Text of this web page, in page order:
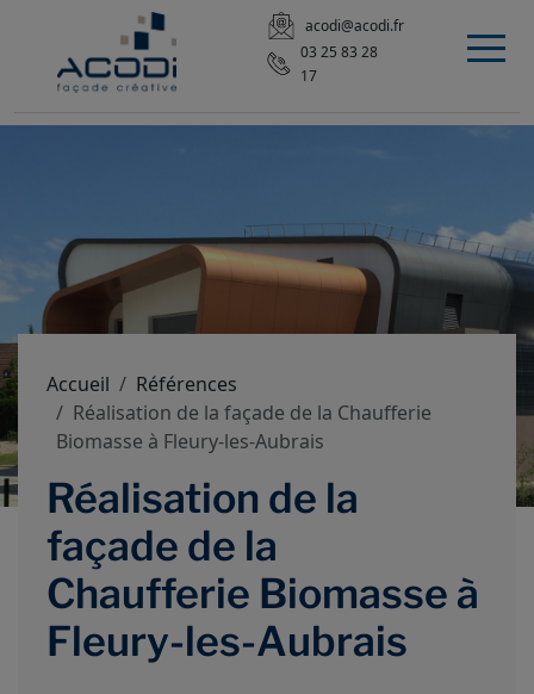
acodi@acodi.fr
03 25 83 28
17
Accueil
Références
Réalisation de la façade de la Chaufferie
Biomasse à Fleury-les-Aubrais
Réalisation de la
façade de la
Chaufferie Biomasse à
Fleury-les-Aubrais